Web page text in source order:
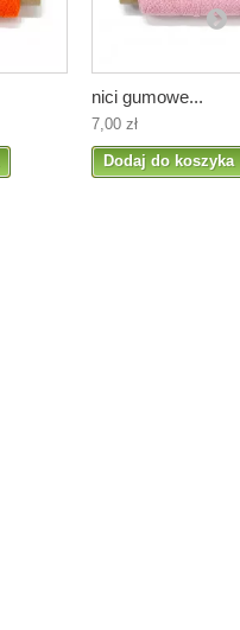
nici gumowe...
7,00 zł
Dodaj do koszyka